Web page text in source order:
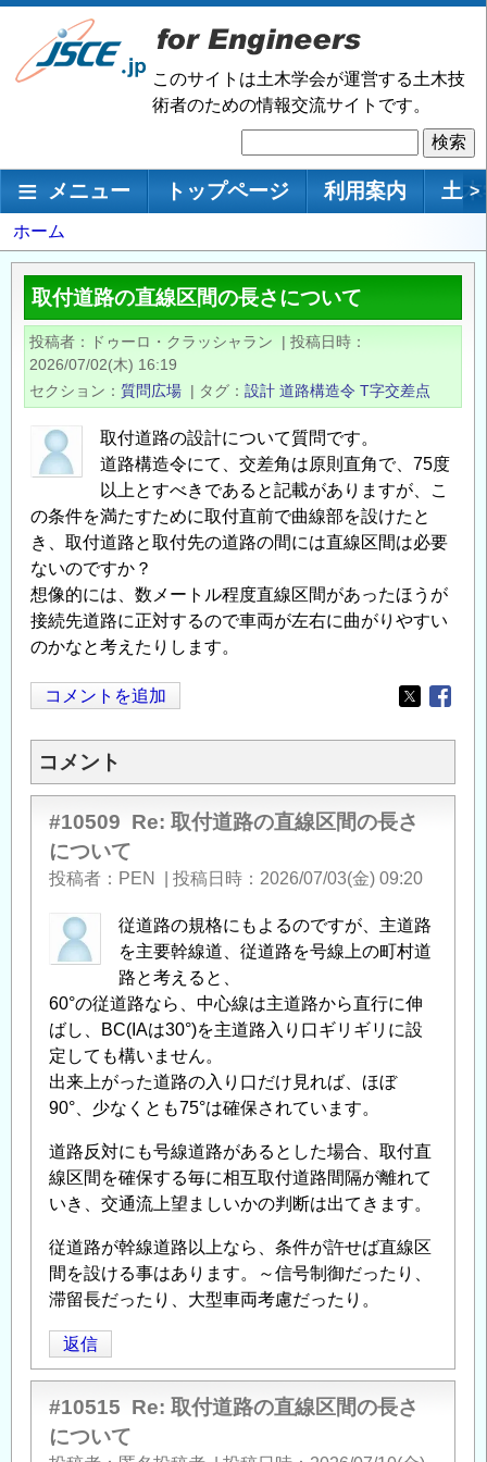
メ
ン
移
このサイトは土木学会が運営する土木技
術者のための情報交流サイトです。
索
メインナビゲーション
メニュー トップページ 利用案内 土 >
パ
ン
く
ず
ホーム
取付道路の直線区間の長さについて
投稿者 ドゥーロ・クラッシャラン | 投稿日時
2026/07/02(木) 16:19
セクション
質問広場 | タグ 設計 道路構造令 T字交差点
取付道路の設計について質問です。
道路構造令にて、交差角は原則直角で、75度
以上とすべきであると記載がありますが、こ
の条件を満たすために取付直前で曲線部を設けたと
き、取付道路と取付先の道路の間には直線区間は必要
ないのですか？
想像的には、数メートル程度直線区間があったほうが
接続先道路に正対するので車両が左右に曲がりやすい
のかなと考えたりします。
コメントを追加
Opens in
コメント
#10509 Re: 取付道路の直線区間の長さ
について
投稿者 PEN 投稿日時 2026/07/03(金) 09:20
従道路の規格にもよるのですが、主道路
を主要幹線道、従道路を号線上の町村道
路と考えると、
60°の従道路なら、中心線は主道路から直行に伸
ばし、BC(IAは30°)を主道路入り口ギリギリに設
定しても構いません。
出来上がった道路の入り口だけ見れば、ほぼ
90°、少なくとも75°は確保されています。
道路反対にも号線道路があるとした場合、取付直
線区間を確保する毎に相互取付道路間隔が離れて
いき、交通流上望ましいかの判断は出てきます。
従道路が幹線道路以上なら、条件が許せば直線区
間を設ける事はあります。～信号制御だったり、
滞留長だったり、大型車両考慮だったり。
返信
#10515 Re: 取付道路の直線区間の長さ
について